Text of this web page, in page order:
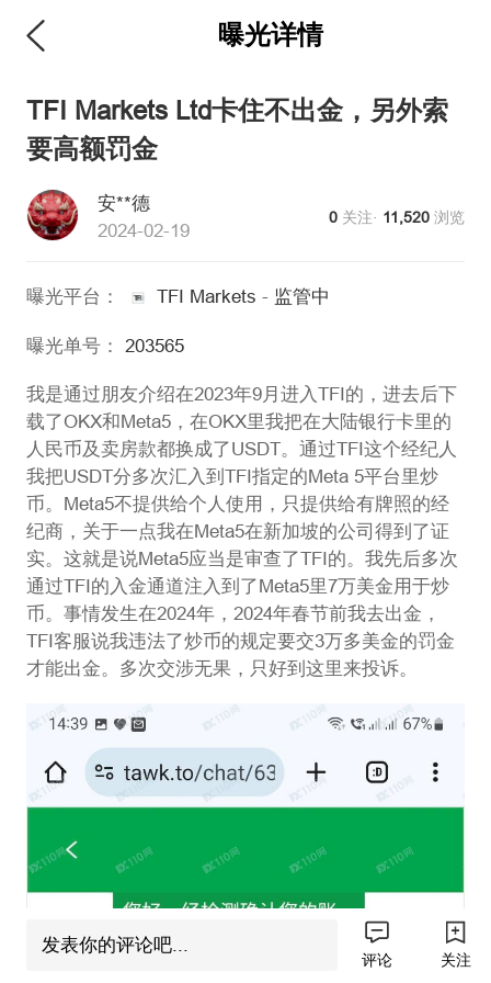
曝光详情
TFI Markets Ltd卡住不出金，另外索
要高额罚金
安**德
2024-02-19
0 关注· 11,520 浏览
曝光平台： TFI Markets - 监管中
曝光单号： 203565
我是通过朋友介绍在2023年9月进入TFI的，进去后下
载了OKX和Meta5，在OKX里我把在大陆银行卡里的
人民币及卖房款都换成了USDT。通过TFI这个经纪人
我把USDT分多次汇入到TFI指定的Meta 5平台里炒
币。Meta5不提供给个人使用，只提供给有牌照的经
纪商，关于一点我在Meta5在新加坡的公司得到了证
实。这就是说Meta5应当是审查了TFI的。我先后多次
通过TFI的入金通道注入到了Meta5里7万美金用于炒
币。事情发生在2024年，2024年春节前我去出金，
TFI客服说我违法了炒币的规定要交3万多美金的罚金
才能出金。多次交涉无果，只好到这里来投诉。
发表你的评论吧...
评论 关注